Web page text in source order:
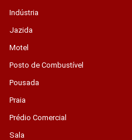
Indústria
Jazida
Motel
Posto de Combustível
Pousada
Praia
Prédio Comercial
Sala